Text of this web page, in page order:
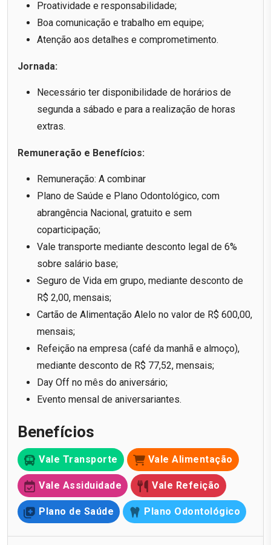
Proatividade e responsabilidade;
Boa comunicação e trabalho em equipe;
Atenção aos detalhes e comprometimento.
Jornada:
Necessário ter disponibilidade de horários de
segunda a sábado e para a realização de horas
extras.
Remuneração e Benefícios:
Remuneração: A combinar
Plano de Saúde e Plano Odontológico, com
abrangência Nacional, gratuito e sem
coparticipação;
Vale transporte mediante desconto legal de 6%
sobre salário base;
Seguro de Vida em grupo, mediante desconto de
R$ 2,00, mensais;
Cartão de Alimentação Alelo no valor de R$ 600,00,
mensais;
Refeição na empresa (café da manhã e almoço),
mediante desconto de R$ 77,52, mensais;
Day Off no mês do aniversário;
Evento mensal de aniversariantes.
Benefícios
Vale Transporte Vale Alimentação
Vale Assiduidade Vale Refeição
Plano de Saúde Plano Odontológico